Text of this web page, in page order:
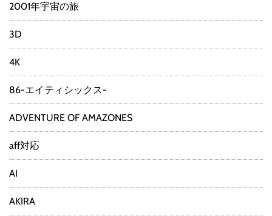
2001年宇宙の旅
3D
4K
86-エイティシックス-
ADVENTURE OF AMAZONES
aff対応
AI
AKIRA